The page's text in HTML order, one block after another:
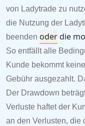
von Ladytrade zu
die Nutzung der
beenden oderdie
So entfällt alle
Kunde bekommt
Gebühr ausgezahlt.
Der Drawdown
Verluste haftet der
an den Verlusten, die